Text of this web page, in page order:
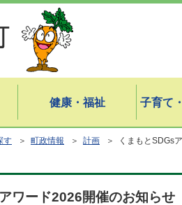
健康・福祉 子育て
す ＞ 町政情報 ＞ 計画 ＞ くまもとSDGs
ワード2026開催のお知らせ